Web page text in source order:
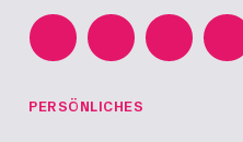
PERSÖNLICHES